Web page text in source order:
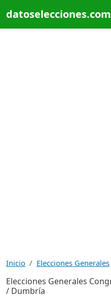
datoselecciones.com
Inicio Elecciones Generales
Elecciones Generales
/ Dumbría